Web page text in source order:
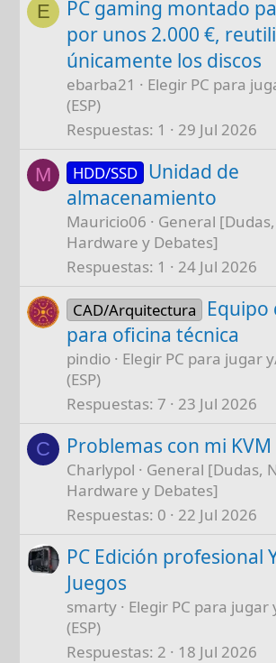
E
PC gaming montado
por unos 2.000 €,
únicamente los discos
ebarba21
Elegir PC para
(ESP)
Respuestas 1 29 Jul 2026
M HDD/SSD Unidad de
almacenamiento
Mauricio06
General
Hardware y Debates]
Respuestas 1 24 Jul 2026
CAD/Arquitectura
para oficina técnica
pindio
Elegir PC para jugar
(ESP)
Respuestas 7 23 Jul 2026
C Problemas con mi KVM
Charlypol
General [Dudas,
Hardware y Debates]
Respuestas 0 22 Jul 2026
PC Edición profesional
Juegos
smarty
Elegir PC para
(ESP)
Respuestas 2 18 Jul 2026